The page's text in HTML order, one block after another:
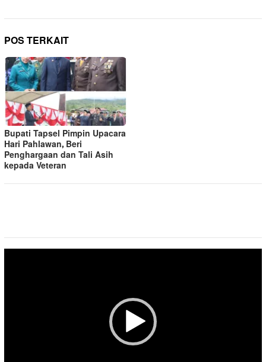
POS TERKAIT
Bupati Tapsel Pimpin Upacara
Hari Pahlawan, Beri
Penghargaan dan Tali Asih
kepada Veteran